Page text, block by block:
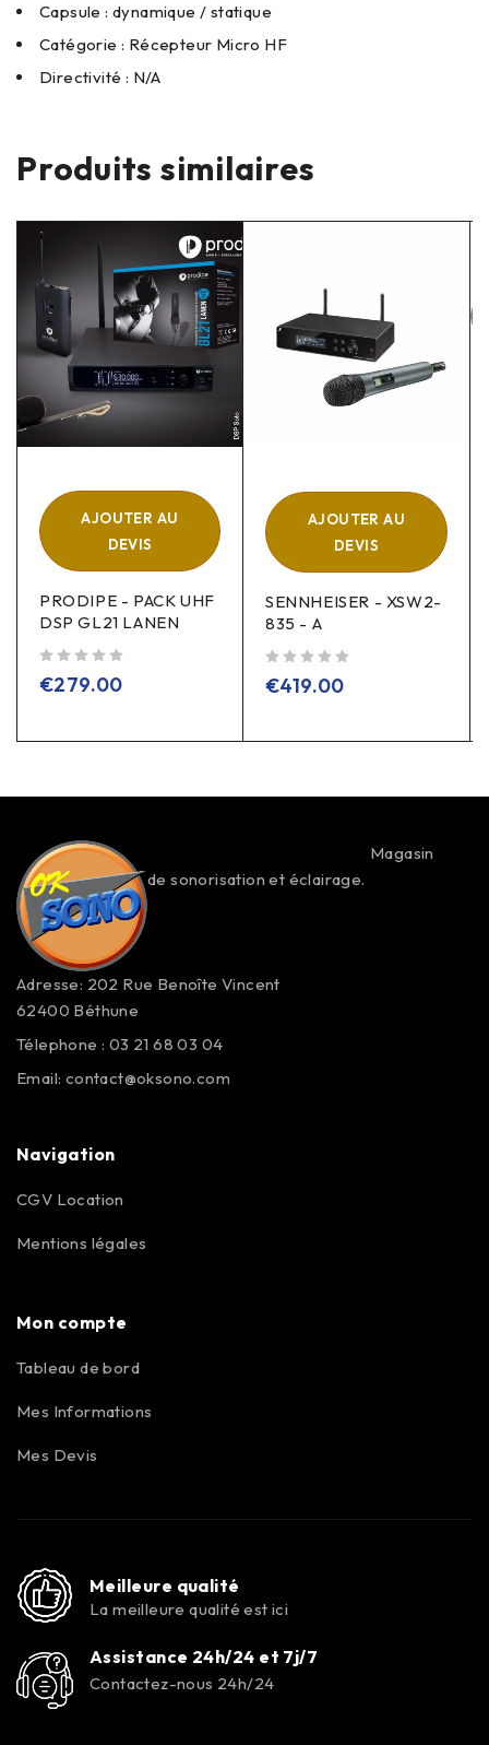
Capsule : dynamique / statique
Catégorie : Récepteur Micro HF
Directivité : N/A
Produits similaires
AJOUTER AU
DEVIS
PRODIPE - PACK UHF
DSP GL21 LANEN
€279.00
AJOUTER AU
DEVIS
SENNHEISER - XSW2-
835 - A
€419.00
Magasin
de sonorisation et éclairage.
Adresse: 202 Rue Benoîte Vincent
62400 Béthune
Télephone : 03 21 68 03 04
Email: contact@oksono.com
Navigation
CGV Location
Mentions légales
Mon compte
Tableau de bord
Mes Informations
Mes Devis
Meilleure qualité
La meilleure qualité est ici
Assistance 24h/24 et 7j/7
Contactez-nous 24h/24